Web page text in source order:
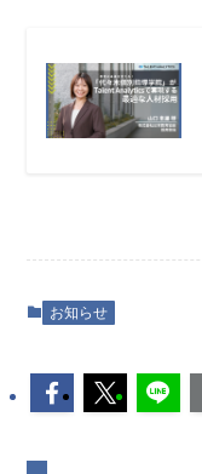
お知らせ